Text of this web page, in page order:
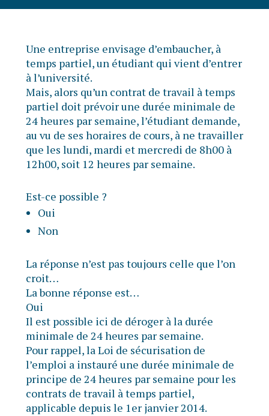
Une entreprise envisage d’embaucher, à
temps partiel, un étudiant qui vient d’entrer
à l’université.
Mais, alors qu’un contrat de travail à temps
partiel doit prévoir une durée minimale de
24 heures par semaine, l’étudiant demande,
au vu de ses horaires de cours, à ne travailler
que les lundi, mardi et mercredi de 8h00 à
12h00, soit 12 heures par semaine.
Est-ce possible ?
Oui
Non
La réponse n’est pas toujours celle que l’on
croit…
La bonne réponse est…
Oui
Il est possible ici de déroger à la durée
minimale de 24 heures par semaine.
Pour rappel, la Loi de sécurisation de
l’emploi a instauré une durée minimale de
principe de 24 heures par semaine pour les
contrats de travail à temps partiel,
applicable depuis le 1er janvier 2014.